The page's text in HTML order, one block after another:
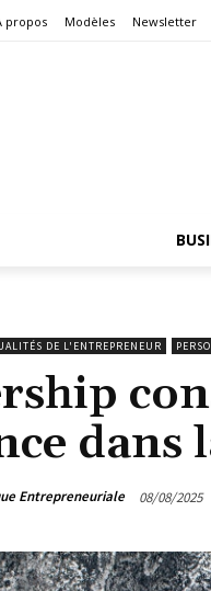
propos Modèles Newsletter
DE L'ENTREPRENEUR
dans
Entrepreneuriale 08/08/2025